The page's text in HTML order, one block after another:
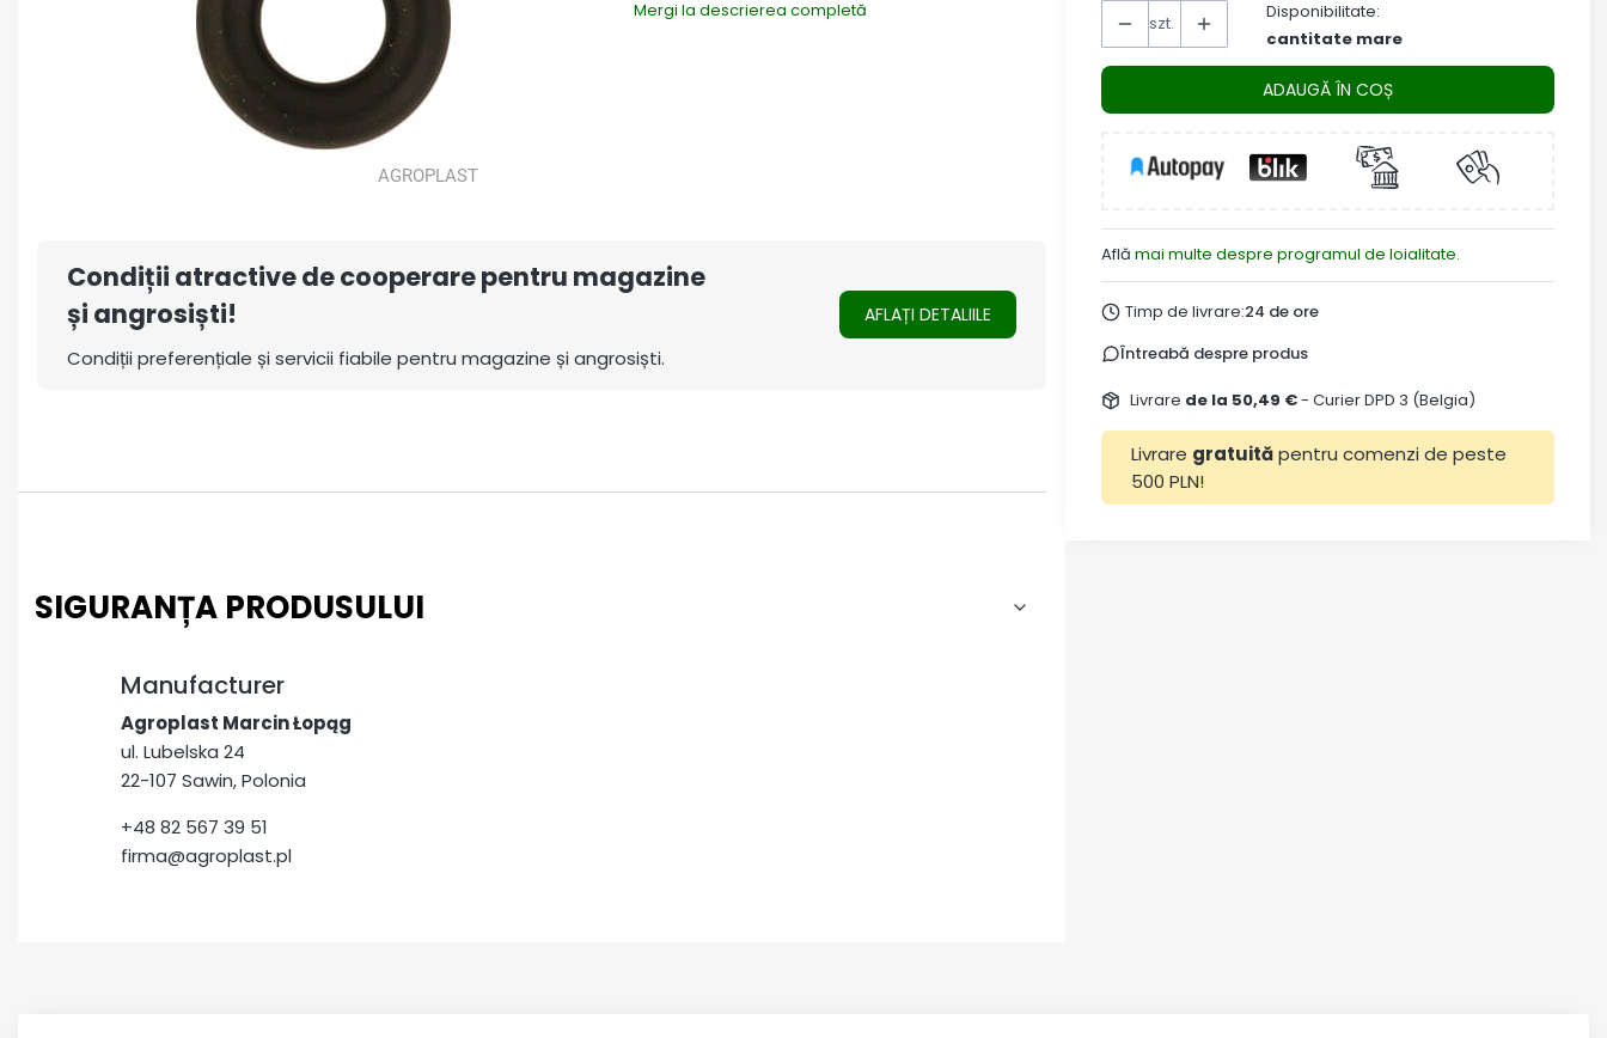
Mergi la descrierea completă
Condiții atractive de cooperare pentru magazine
și angrosiști!
Condiții preferențiale și servicii fiabile pentru magazine și angrosiști.
AFLAȚI DETALIILE
SIGURANȚA PRODUSULUI
Manufacturer
Agroplast Marcin Łopąg
ul. Lubelska 24
22-107 Sawin, Polonia
+48 82 567 39 51
firma@agroplast.pl
szt.
Disponibilitate:
cantitate mare
ADAUGĂ ÎN COȘ
Află mai multe despre programul de loialitate.
Timp de livrare:24 de ore
Întreabă despre produs
Livrare de la 50,49 €- Curier DPD 3 (Belgia)
Livrare gratuităpentru comenzi de peste
500 PLN!